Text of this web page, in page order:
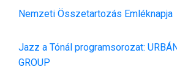
Nemzeti Összetartozás Emléknapja
Jazz a Tónál programsorozat:
GROUP